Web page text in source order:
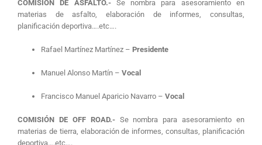
COMISIÓN DE ASFALTO.-Se nombra para asesoramiento en
materias de asfalto, elaboración de informes, consultas,
planificación deportiva….etc….
Rafael Martínez Martínez – Presidente
Manuel Alonso Martín – Vocal
Francisco Manuel Aparicio Navarro – Vocal
COMISIÓN DE OFF ROAD.-Se nombra para asesoramiento en
materias de tierra, elaboración de informes, consultas, planificación
deportiva….etc….